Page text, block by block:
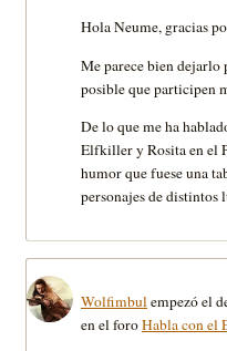
Hola Neume, gracias
Me parece bien dejarlo
posible que participen
De lo que me ha
Elfkiller y Rosita en el
humor que fuese una
personajes de
Wolfimbulempezó el
en el foroHabla con el